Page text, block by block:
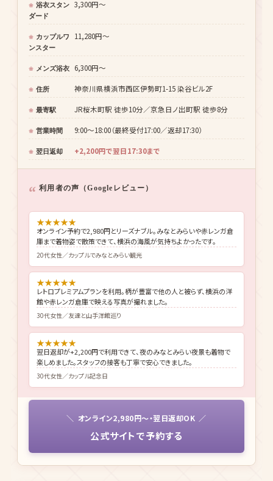
ド
2,980円〜（オンライン予約）
ダード
3,300円〜
カップルワ
11,280円〜
営業時間 9:00〜18:00（最終受付17:00／返却17:30）
利用者の声（Googleレビュー）
★ ★ ★ ★ ★
オンライン予約で2,980円とリーズナブル。みなとみらいや赤レンガ倉
庫まで着物姿で散策できて、横浜の海風が気持ちよかったです。
20代女性／カップルでみなとみらい観光
★ ★ ★ ★ ★
レトロプレミアムプランを利用。柄が豊富で他の人と被らず、横浜の洋
館や赤レンガ倉庫で映える写真が撮れました。
30代女性／友達と山手洋館巡り
★★★★★
楽しめました。スタッフの接客も丁寧で安心できました。
30代女性／カップル記念日